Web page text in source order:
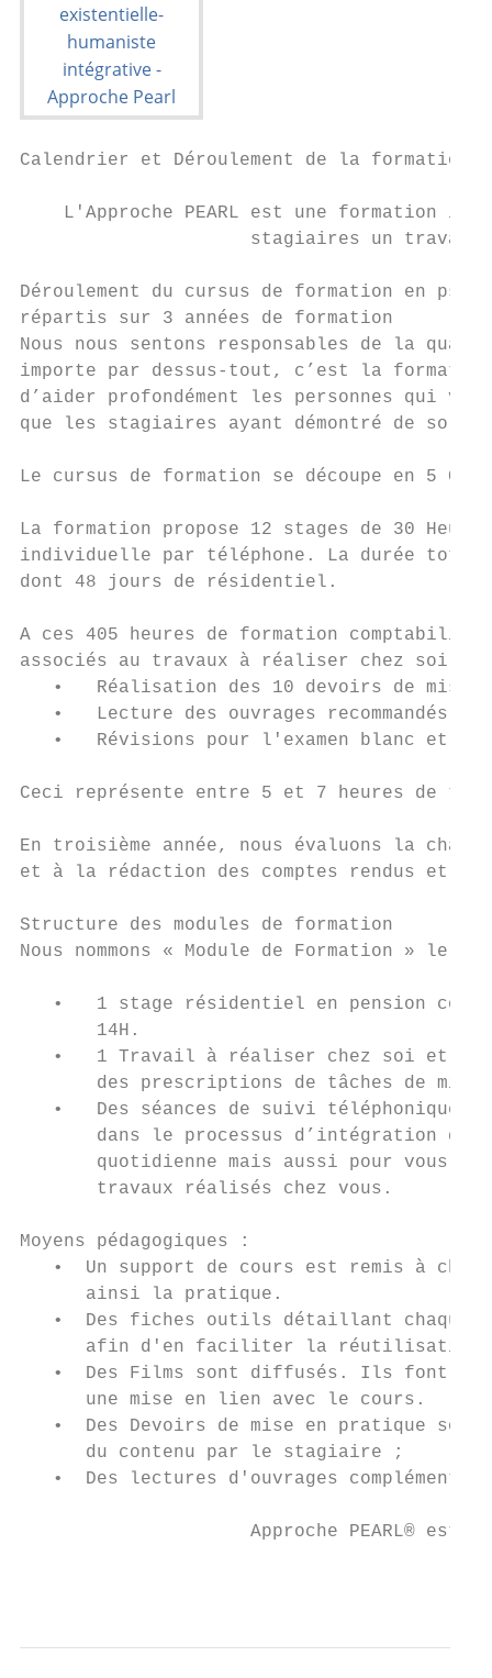
Calendrier et Déroulement de la formation
L'Approche PEARL est une formation
stagiaires un travail
Déroulement du cursus de formation en
répartis sur 3 années de formation
Nous nous sentons responsables de la
importe par dessus-tout, c’est la
d’aider profondément les personnes qui
que les stagiaires ayant démontré de
Le cursus de formation se découpe en 5
La formation propose 12 stages de 30
individuelle par téléphone. La durée
dont 48 jours de résidentiel.
A ces 405 heures de formation
associés au travaux à réaliser chez soi
•   Réalisation des 10 devoirs de mise
•   Lecture des ouvrages recommandés à
•   Révisions pour l'examen blanc et
Ceci représente entre 5 et 7 heures de
En troisième année, nous évaluons la
et à la rédaction des comptes rendus et
Structure des modules de formation
Nous nommons « Module de Formation » le
•   1 stage résidentiel en pension
       14H.
•   1 Travail à réaliser chez soi et à
des prescriptions de tâches de
•   Des séances de suivi téléphonique
dans le processus d’intégration
quotidienne mais aussi pour vous
       travaux réalisés chez vous.
Moyens pédagogiques :
•  Un support de cours est remis à
      ainsi la pratique.
•  Des fiches outils détaillant chaque
afin d'en faciliter la
•  Des Films sont diffusés. Ils font
      une mise en lien avec le cours.
•  Des Devoirs de mise en pratique
      du contenu par le stagiaire ;
•  Des lectures d'ouvrages
Approche PEARL® est